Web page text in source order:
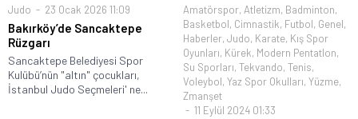
Judo 23 Ocak 2026 11:09
Bakırköy’de Sancaktepe
Rüzgarı
Sancaktepe Belediyesi Spor
Kulübü’nün "altın" çocukları,
İstanbul Judo Seçmeleri' ne...
Amatörspor, Atletizm, Badminton,
Basketbol, Cimnastik, Futbol, Genel,
Haberler, Judo, Karate, Kış Spor
Oyunları, Kürek, Modern Pentatlon,
Su Sporları, Tekvando, Tenis,
Voleybol, Yaz Spor Okulları, Yüzme,
Zmanşet
11 Eylül 2024 01:33